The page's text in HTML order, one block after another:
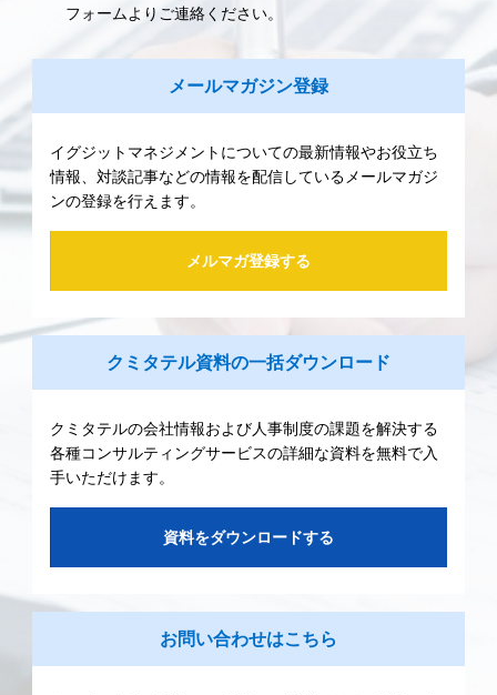
フォームよりご連絡ください。
メールマガジン登録
イグジットマネジメントについての最新情報やお役立ち
情報、対談記事などの情報を配信しているメールマガジ
ンの登録を行えます。
メルマガ登録する
クミタテル資料の一括ダウンロード
クミタテルの会社情報および人事制度の課題を解決する
各種コンサルティングサービスの詳細な資料を無料で入
手いただけます。
資料をダウンロードする
お問い合わせはこちら